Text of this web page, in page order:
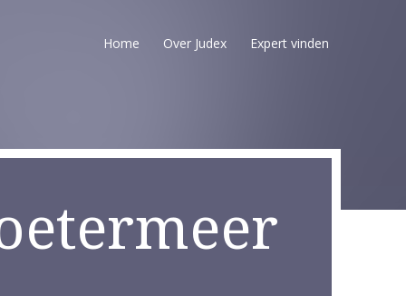
Home Over Judex Expert vinden